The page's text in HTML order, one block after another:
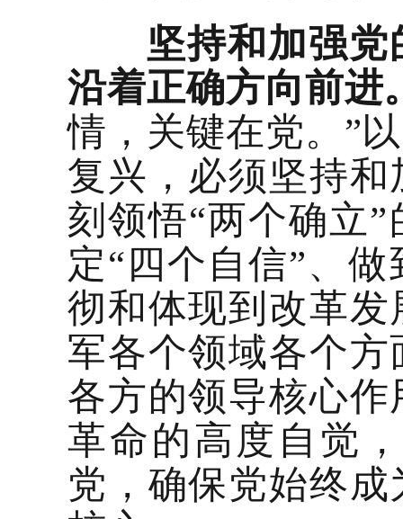
坚持和加强
沿着正确方向前进
情，关键在党。”
复兴，必须坚持
刻领悟“两个确立
定“四个自信”、
彻和体现到改革
军各个领域各个
各方的领导核心
革命的高度自觉
党，确保党始终